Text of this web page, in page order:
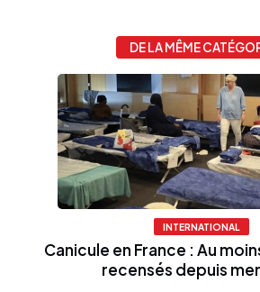
DE LA MÊME
INTERNATIONAL
Canicule en France : Au
recensés depuis